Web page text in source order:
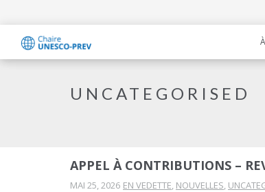
UNCATEGORISED
APPEL À CONTRIBUTIONS –
MAI 25, 2026 EN VEDETTE, NOUVELLES,